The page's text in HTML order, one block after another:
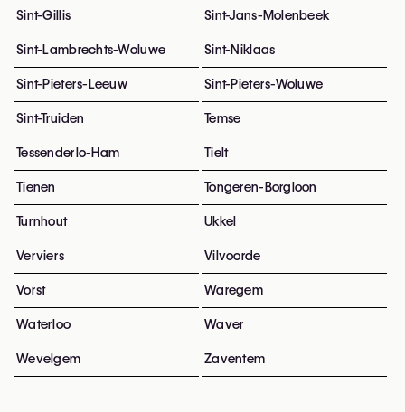
Sint-Gillis Sint-Jans-Molenbeek
Sint-Lambrechts-Woluwe Sint-Niklaas
Sint-Pieters-Leeuw Sint-Pieters-Woluwe
Sint-Truiden Temse
Tessenderlo-Ham Tielt
Tienen Tongeren-Borgloon
Turnhout Ukkel
Verviers Vilvoorde
Vorst Waregem
Waterloo Waver
Wevelgem Zaventem